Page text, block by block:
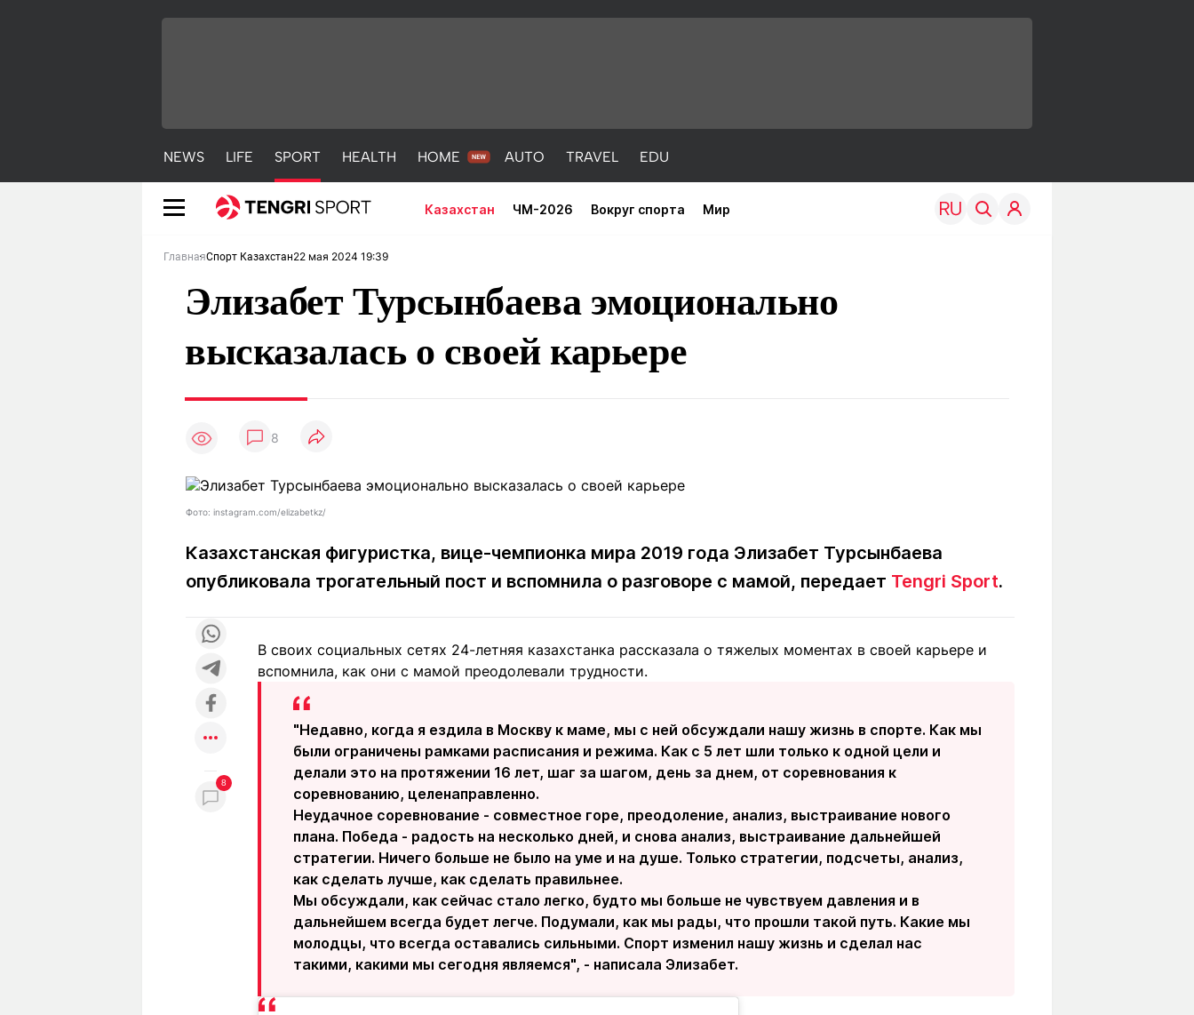
NEWS LIFE SPORT HEALTH HOME AUTO TRAVEL EDU
Казахстан ЧМ-2026 Вокруг спорта Мир
Погода
Рейтинги
Полезно
Гороскопы
Рецепты
чемпионов
HEALTH
+7 (777) 001 44 99
Реклама
ГлавнаяСпорт Казахстан22 мая 2024 19:39
Элизабет Турсынбаева эмоционально
высказалась о своей карьере
8
Фото: instagram.com/elizabetkz/
Казахстанская фигуристка, вице-чемпионка мира 2019 года Элизабет Турсынбаева
опубликовала трогательный пост и вспомнила о разговоре с мамой, передает Tengri Sport.
8
В своих социальных сетях 24-летняя казахстанка рассказала о тяжелых моментах в своей карьере и
вспомнила, как они с мамой преодолевали трудности.
"Недавно, когда я ездила в Москву к маме, мы с ней обсуждали нашу жизнь в спорте. Как мы
были ограничены рамками расписания и режима. Как с 5 лет шли только к одной цели и
делали это на протяжении 16 лет, шаг за шагом, день за днем, от соревнования к
соревнованию, целенаправленно.
Неудачное соревнование - совместное горе, преодоление, анализ, выстраивание нового
плана. Победа - радость на несколько дней, и снова анализ, выстраивание дальнейшей
стратегии. Ничего больше не было на уме и на душе. Только стратегии, подсчеты, анализ,
как сделать лучше, как сделать правильнее.
Мы обсуждали, как сейчас стало легко, будто мы больше не чувствуем давления и в
дальнейшем всегда будет легче. Подумали, как мы рады, что прошли такой путь. Какие мы
молодцы, что всегда оставались сильными. Спорт изменил нашу жизнь и сделал нас
такими, какими мы сегодня являемся", - написала Элизабет.